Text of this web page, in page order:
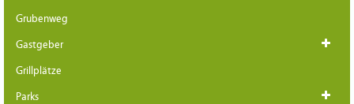
Grubenweg
Gastgeber
Grillplätze
Parks